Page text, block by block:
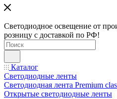
Светодиодное освещение от
розницу с доставкой по РФ!
Каталог
Светодиодные ленты
Светодиодная лента Premium
Открытые светодиодные ленты